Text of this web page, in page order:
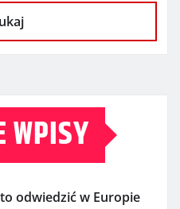
WPISY
odwiedzić w Europie